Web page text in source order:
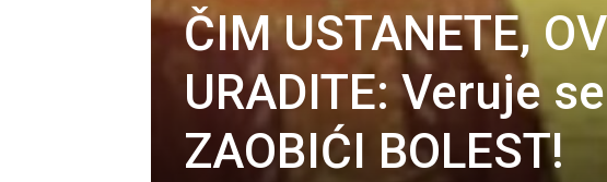
ČIM USTANETE,
URADITE: Veruje
ZAOBIĆI BOLEST!